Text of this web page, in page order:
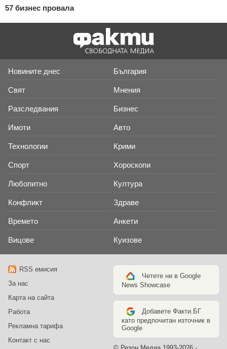
57 бизнес провала
Новините днес България
Свят Мнения
Разследвания Бизнес
Имоти Авто
Технологии Крими
Спорт Хороскопи
Любопитно Култура
Конфликт Здраве
Времето Анкети
Вицове Куизове
RSS емисия
За нас
Карта на сайта
Работа
Рекламна тарифа
Контакт с нас
Четете ни в Google
News Showcase
Добавете Факти.БГ
като предпочитан източник в
Google